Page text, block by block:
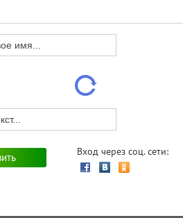
Вход через соц. сети: